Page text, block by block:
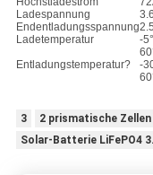
Ladespannung
Endentladungsspannung
Ladetemperatur
-
Entladungstemperatur?
-
3
2 prismatische Zellen
Solar-Batterie LiFePO4